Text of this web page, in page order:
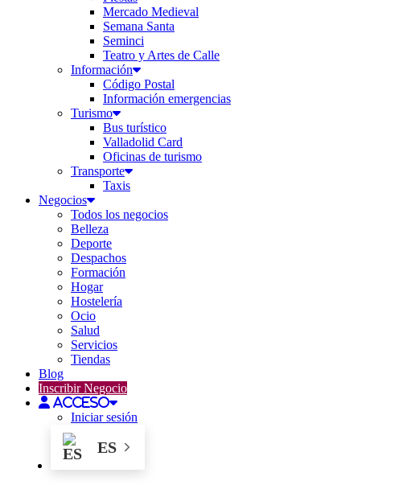
Mercado Medieval
Semana Santa
Seminci
Teatro y Artes de Calle
Información
Código Postal
Información emergencias
Turismo
Bus turístico
Valladolid Card
Oficinas de turismo
Transporte
Taxis
Negocios
Todos los negocios
Belleza
Deporte
Despachos
Formación
Hogar
Hostelería
Ocio
Salud
Servicios
Tiendas
Blog
Inscribir Negocio
Acceso
Iniciar sesión
ES